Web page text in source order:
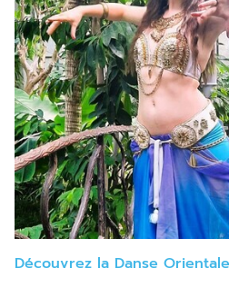
Découvrez la Danse